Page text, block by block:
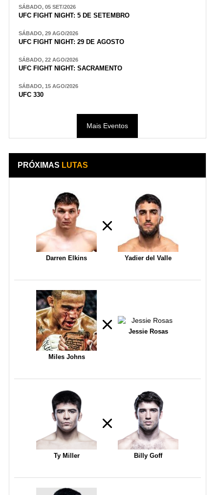
SÁBADO, 05 SET/2026
UFC FIGHT NIGHT: 5 DE SETEMBRO
SÁBADO, 29 AGO/2026
UFC FIGHT NIGHT: 29 DE AGOSTO
SÁBADO, 22 AGO/2026
UFC FIGHT NIGHT: SACRAMENTO
SÁBADO, 15 AGO/2026
UFC 330
Mais Eventos
PRÓXIMAS LUTAS
Darren Elkins Yadier del Valle
Miles Johns
Jessie Rosas
Ty Miller Billy Goff